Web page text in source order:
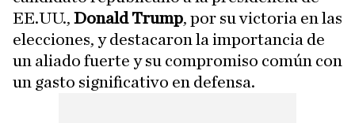
EE.UU., Donald Trump, por su victoria en las
elecciones, y destacaron la importancia de
un aliado fuerte y su compromiso común con
un gasto significativo en defensa.